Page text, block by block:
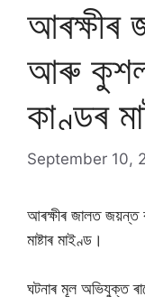
আৰক্ষীৰ
আৰু কুশল
কাণ্ডৰ
September 10,
আৰক্ষীৰ জালত জয়ন্ত
মাষ্টাৰ মাইণ্ড।
ঘটনাৰ মূল অভিযুক্ত